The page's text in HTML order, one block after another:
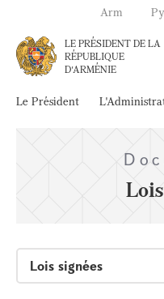
Arm
LE PRÉSIDENT DE LA
RÉPUBLIQUE
D'ARMÉNIE
Le Président
Lois signées